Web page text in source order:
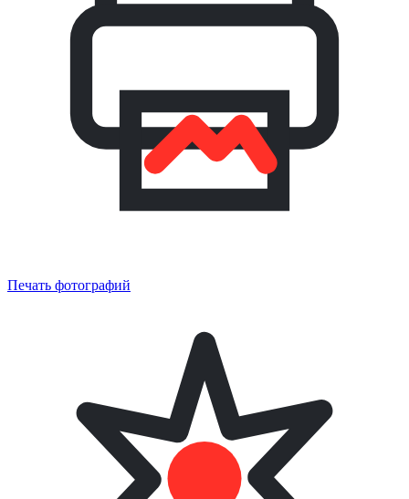
Печать фотографий